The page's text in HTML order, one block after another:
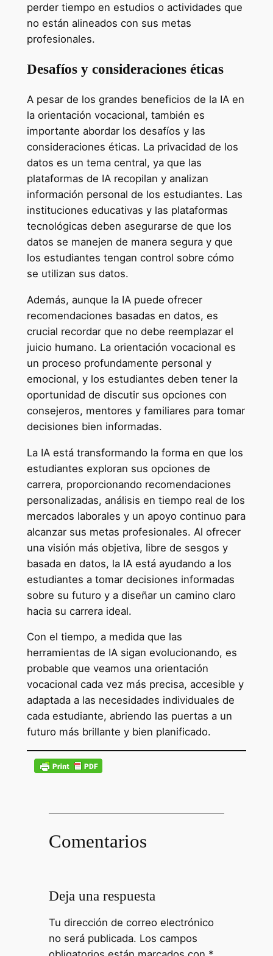
perder tiempo en estudios o actividades que
no están alineados con sus metas
profesionales.
Desafíos y consideraciones éticas
A pesar de los grandes beneficios de la IA en
la orientación vocacional, también es
importante abordar los desafíos y las
consideraciones éticas. La privacidad de los
datos es un tema central, ya que las
plataformas de IA recopilan y analizan
información personal de los estudiantes. Las
instituciones educativas y las plataformas
tecnológicas deben asegurarse de que los
datos se manejen de manera segura y que
los estudiantes tengan control sobre cómo
se utilizan sus datos.
Además, aunque la IA puede ofrecer
recomendaciones basadas en datos, es
crucial recordar que no debe reemplazar el
juicio humano. La orientación vocacional es
un proceso profundamente personal y
emocional, y los estudiantes deben tener la
oportunidad de discutir sus opciones con
consejeros, mentores y familiares para tomar
decisiones bien informadas.
La IA está transformando la forma en que los
estudiantes exploran sus opciones de
carrera, proporcionando recomendaciones
personalizadas, análisis en tiempo real de los
mercados laborales y un apoyo continuo para
alcanzar sus metas profesionales. Al ofrecer
una visión más objetiva, libre de sesgos y
basada en datos, la IA está ayudando a los
estudiantes a tomar decisiones informadas
sobre su futuro y a diseñar un camino claro
hacia su carrera ideal.
Con el tiempo, a medida que las
herramientas de IA sigan evolucionando, es
probable que veamos una orientación
vocacional cada vez más precisa, accesible y
adaptada a las necesidades individuales de
cada estudiante, abriendo las puertas a un
futuro más brillante y bien planificado.
Comentarios
Deja una respuesta
Tu dirección de correo electrónico
no será publicada. Los campos